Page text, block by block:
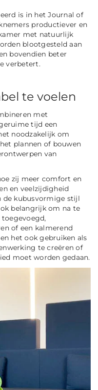
is in het Journal of
productiever en
met natuurlijk
blootgesteld aan
bovendien beter
verbetert.
te voelen
met
tijd een
noodzakelijk om
plannen of bouwen
van
zij meer comfort en
en veelzijdigheid
de kubusvormige stijl
belangrijk om na te
of een kalmerend
het ook gebruiken als
te creëren of
moet worden gedaan.